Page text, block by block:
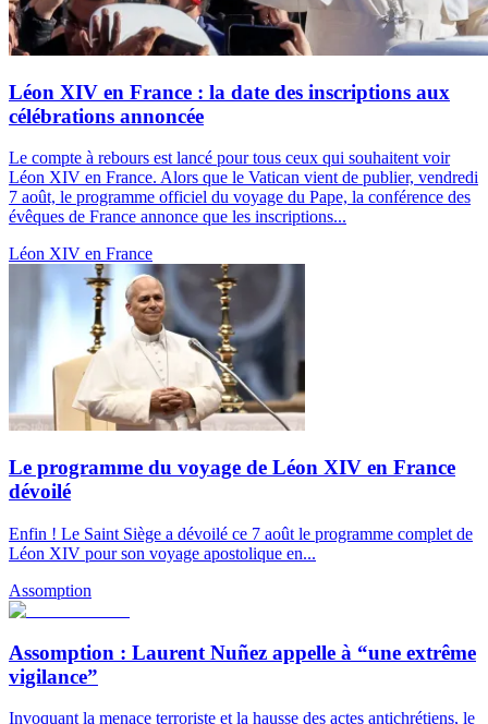
Léon XIV en France : la date des inscriptions aux
célébrations annoncée
Le compte à rebours est lancé pour tous ceux qui souhaitent voir
Léon XIV en France. Alors que le Vatican vient de publier, vendredi
7 août, le programme officiel du voyage du Pape, la conférence des
évêques de France annonce que les inscriptions...
Léon XIV en France
Le programme du voyage de Léon XIV en France
dévoilé
Enfin ! Le Saint Siège a dévoilé ce 7 août le programme complet de
Léon XIV pour son voyage apostolique en...
Assomption
Assomption : Laurent Nuñez appelle à “une extrême
vigilance”
Invoquant la menace terroriste et la hausse des actes antichrétiens, le